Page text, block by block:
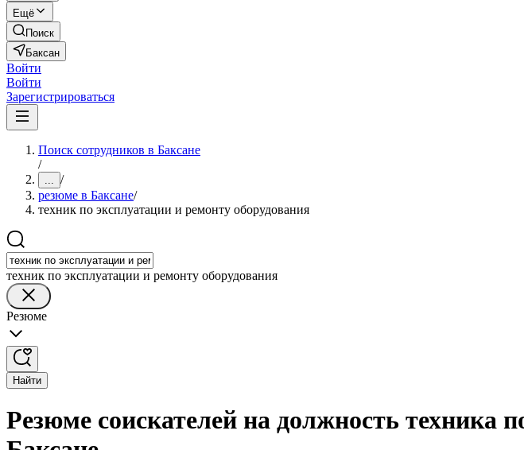
Ещё
Поиск
Баксан
Войти
Войти
Зарегистрироваться
Поиск сотрудников в Баксане
/
... /
резюме в Баксане/
техник по эксплуатации и ремонту оборудования
техник по эксплуатации и ремонту оборудования
Резюме
Найти
Резюме соискателей на должность техника